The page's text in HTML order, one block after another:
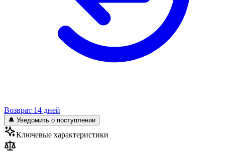
Возврат 14 дней
🔔 Уведомить о поступлении
Ключевые характеристики